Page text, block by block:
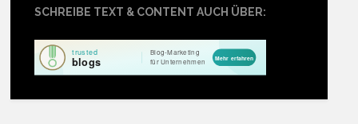
SCHREIBE TEXT & CONTENT AUCH ÜBER: